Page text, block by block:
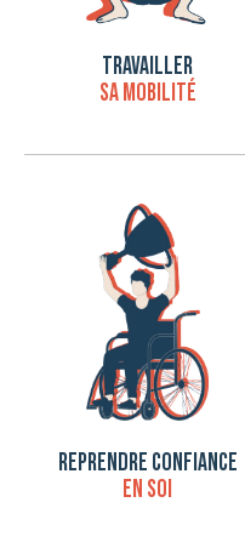
TRAVAILLER
SA MOBILITÉ
REPRENDRE CONFIANCE
EN SOI